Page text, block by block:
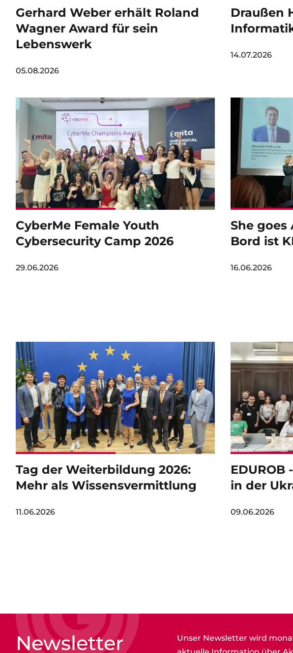
Gerhard Weber erhält Roland
Wagner Award für sein
Lebenswerk
05.08.2026
Draußen
14.07.2026
Image
CyberMe Female Youth
Cybersecurity Camp 2026
29.06.2026
Image
She goes
Bord ist
16.06.2026
Image
Tag der Weiterbildung 2026:
Mehr als Wissensvermittlung
11.06.2026
Image
in der
09.06.2026
Newsletter
Unser Newsletter wird